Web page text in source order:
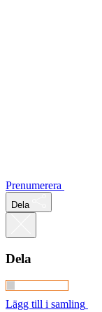
Prenumerera
Dela
Dela
Lägg till i samling